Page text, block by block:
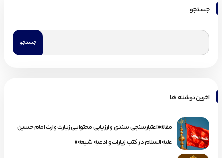
جستجو
اخرین نوشته ها
مقاله«اعتبارسنجی سندی و ارزیابی محتوایی زیارت وارث امام حسین
علیه السلام در کتب زیارات و ادعیه شیعه»